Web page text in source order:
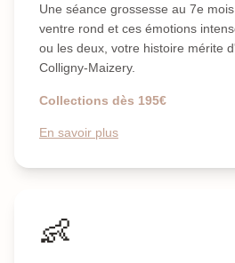
Une séance grossesse au 7e
ventre rond et ces émotions
ou les deux, votre histoire mérite
Colligny-Maizery.
Collections dès 195€
En savoir plus
👶